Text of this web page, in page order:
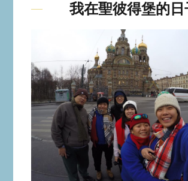
我在聖彼得堡的日